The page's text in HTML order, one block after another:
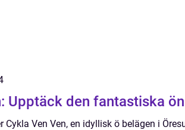
Upptäck den fantastiska
Cykla Ven Ven, en idyllisk ö belägen i